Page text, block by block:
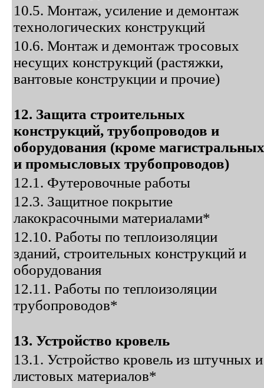
10.5. Монтаж, усиление и демонтаж
технологических конструкций
10.6. Монтаж и демонтаж тросовых
несущих конструкций (растяжки,
вантовые конструкции и прочие)
12. Защита строительных
конструкций, трубопроводов и
оборудования (кроме магистральных
и промысловых трубопроводов)
12.1. Футеровочные работы
12.3. Защитное покрытие
лакокрасочными материалами*
12.10. Работы по теплоизоляции
зданий, строительных конструкций и
оборудования
12.11. Работы по теплоизоляции
трубопроводов*
13. Устройство кровель
13.1. Устройство кровель из штучных и
листовых материалов*